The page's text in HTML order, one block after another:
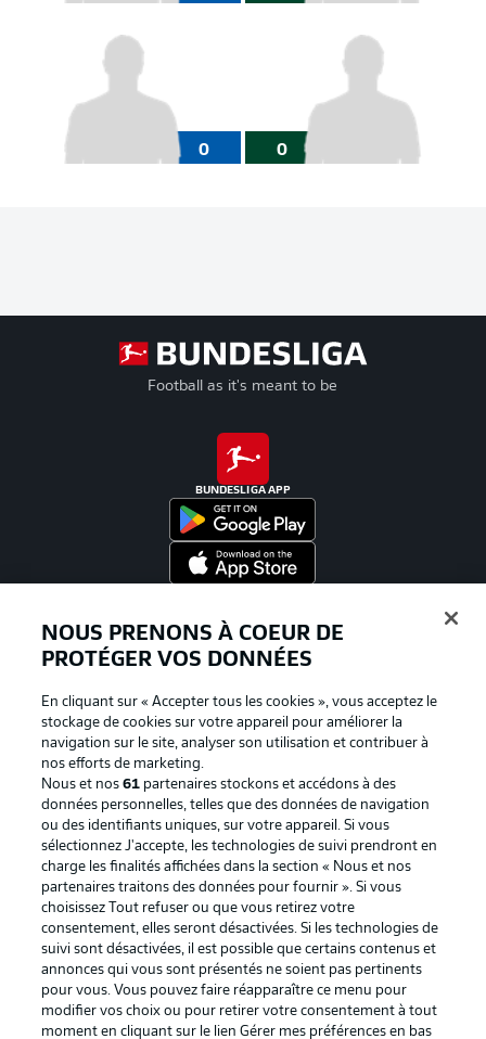
0 0
Football as it's meant to be
BUNDESLIGA APP
La publicité Conditions d’utilisation des
Mentions Légales Gérer mes préférences
Déclaration de
confidentialité
Diffuseurs
NOUS PRENONS À COEUR DE
PROTÉGER VOS DONNÉES
En cliquant sur « Accepter tous les cookies », vous acceptez le
stockage de cookies sur votre appareil pour améliorer la
navigation sur le site, analyser son utilisation et contribuer à
nos efforts de marketing.
Nous et nos61 partenaires stockons et accédons à des
données personnelles, telles que des données de navigation
ou des identifiants uniques, sur votre appareil. Si vous
sélectionnez J'accepte, les technologies de suivi prendront en
charge les finalités affichées dans la section « Nous et nos
partenaires traitons des données pour fournir ». Si vous
choisissez Tout refuser ou que vous retirez votre
consentement, elles seront désactivées. Si les technologies de
suivi sont désactivées, il est possible que certains contenus et
annonces qui vous sont présentés ne soient pas pertinents
pour vous. Vous pouvez faire réapparaître ce menu pour
modifier vos choix ou pour retirer votre consentement à tout
moment en cliquant sur le lien Gérer mes préférences en bas